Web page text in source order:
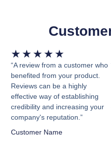
★ ★ ★ ★ ★
con
5
de
5
“A review from a customer who
benefited from your product.
Reviews can be a highly
effective way of establishing
credibility and increasing your
company's reputation.”
Customer Name